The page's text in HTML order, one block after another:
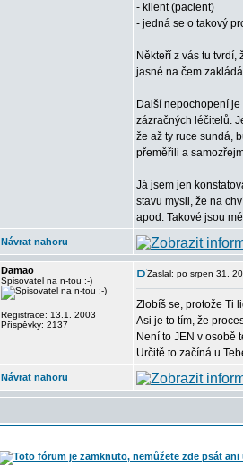
- klient (pacient)
- jedná se o takový
Někteří z vás tu
jasné na čem
Další nepochopení
zázračných léčitelů.
že až ty ruce sundá,
přeměřili a
Já jsem jen
stavu mysli, že na
apod. Takové jsou
Návrat nahoru
Damao
Spisovatel na n-tou :-)
Registrace: 13.1. 2003
Příspěvky: 2137
Zaslal: po srpen 31,
Zlobíš se, protože Ti
Asi je to tím, že
Není to JEN v osobě
Určitě to začíná u
Návrat nahoru